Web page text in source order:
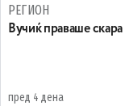
РЕГИОН
Вучиќ праваше
пред 4 дена